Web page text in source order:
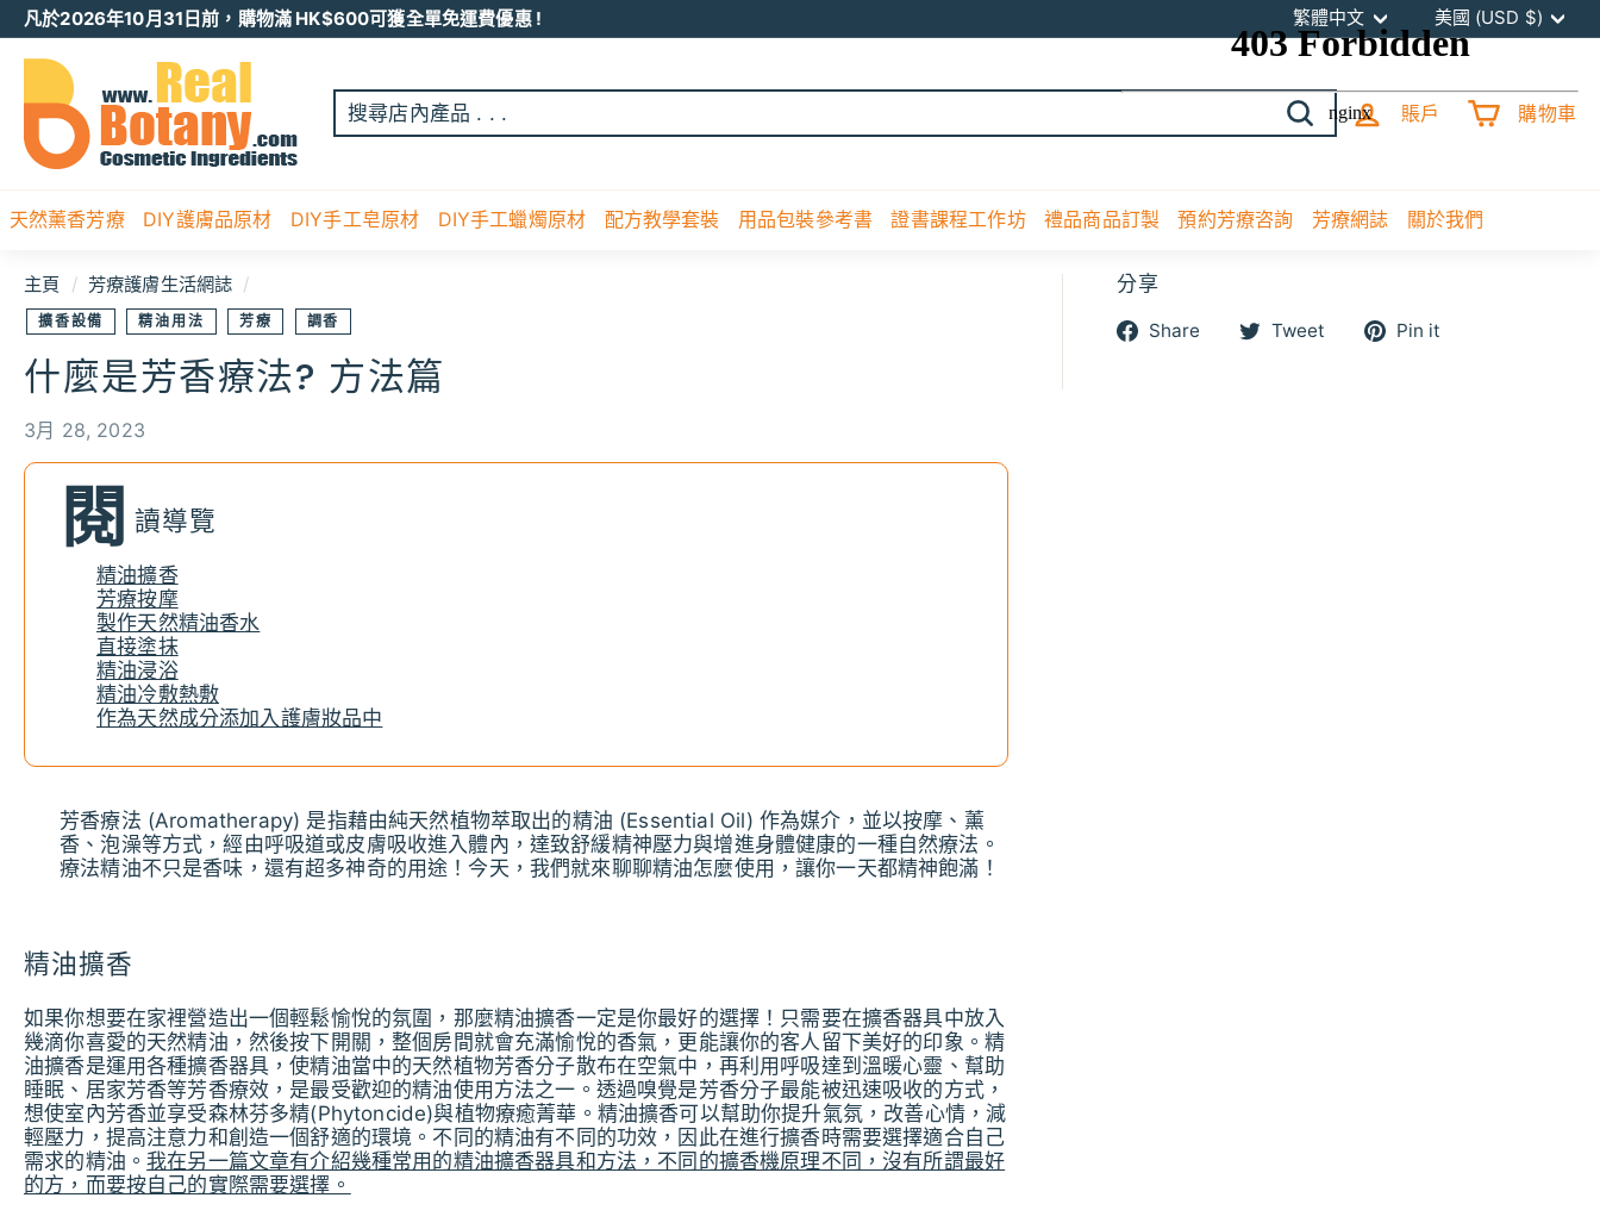
至
slideshow
凡於2026年10月31日前，購物滿 HK$600可獲全單免運費優惠 !
語
言
繁體中文
貨
幣
美國 (USD $)
R
E
A
L
O
T
A
N
Y
開
尋
賬戶 購物車
天然薰香芳療 DIY護膚品原材 DIY手工皂原材 DIY手工蠟燭原材 配方教學套裝 用品包裝參考書 證書課程工作坊 禮品商品訂製 預約芳療咨詢 芳療網誌 關於我們
主頁 / 芳療護膚生活網誌 /
擴香設備 精油用法 芳療 調香
什麼是芳香療法? 方法篇
3月 28, 2023
閱 讀導覽
精油擴香
芳療按摩
製作天然精油香水
直接塗抹
精油浸浴
精油冷敷熱敷
作為天然成分添加入護膚妝品中
芳香療法 (Aromatherapy) 是指藉由純天然植物萃取出的精油 (Essential Oil) 作為媒介，並以按摩、薰
香、泡澡等方式，經由呼吸道或皮膚吸收進入體內，達致舒緩精神壓力與增進身體健康的一種自然療法。
療法精油不只是香味，還有超多神奇的用途！今天，我們就來聊聊精油怎麼使用，讓你一天都精神飽滿！
精油擴香
如果你想要在家裡營造出一個輕鬆愉悅的氛圍，那麼精油擴香一定是你最好的選擇！只需要在擴香器具中放入
幾滴你喜愛的天然精油，然後按下開關，整個房間就會充滿愉悅的香氣，更能讓你的客人留下美好的印象。精
油擴香是運用各種擴香器具，使精油當中的天然植物芳香分子散布在空氣中，再利用呼吸達到溫暖心靈、幫助
睡眠、居家芳香等芳香療效，是最受歡迎的精油使用方法之一。透過嗅覺是芳香分子最能被迅速吸收的方式，
想使室內芳香並享受森林芬多精(Phytoncide)與植物療癒菁華。精油擴香可以幫助你提升氣氛，改善心情，減
輕壓力，提高注意力和創造一個舒適的環境。不同的精油有不同的功效，因此在進行擴香時需要選擇適合自己
需求的精油。我在另一篇文章有介紹幾種常用的精油擴香器具和方法，不同的擴香機原理不同，沒有所謂最好
的方，而要按自己的實際需要選擇。
分享
Share Tweet Pin it